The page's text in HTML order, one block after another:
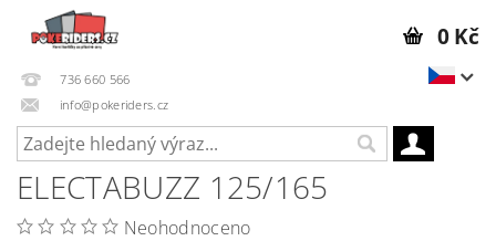
736 660 566
info@pokeriders.cz
0 Kč
ELECTABUZZ 125/165
Neohodnoceno